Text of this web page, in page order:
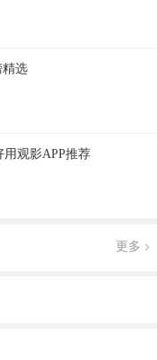
精选
观影APP推荐
更多